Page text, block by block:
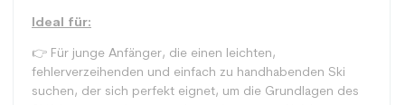
Ideal für:
👉 Für junge Anfänger, die einen leichten,
fehlerverzeihenden und einfach zu handhabenden Ski
suchen, der sich perfekt eignet, um die Grundlagen des